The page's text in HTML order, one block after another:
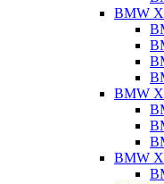
BMW
BMW
BMW